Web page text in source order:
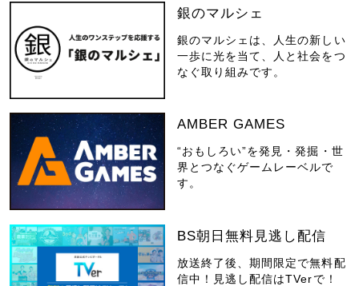
銀のマルシェ
銀のマルシェは、人生の新しい
一歩に光を当て、人と社会をつ
なぐ取り組みです。
AMBER GAMES
“おもしろい”を発見・発掘・世
界とつなぐゲームレーベルで
す。
BS朝日無料見逃し配信
放送終了後、期間限定で無料配
信中！見逃し配信はTVerで！